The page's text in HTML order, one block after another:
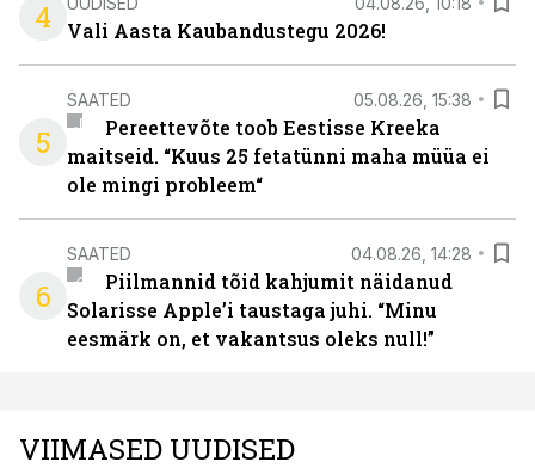
4 Vali Aasta Kaubandustegu 2026!
5
SAATED 05.08.26, 15:38
Pereettevõte toob Eestisse Kreeka
maitseid. “Kuus 25 fetatünni maha müüa ei
ole mingi probleem“
6
SAATED 04.08.26, 14:28
Piilmannid tõid kahjumit näidanud
Solarisse Apple’i taustaga juhi. “Minu
eesmärk on, et vakantsus oleks null!”
VIIMASED UUDISED